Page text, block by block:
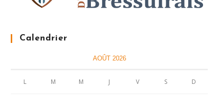
Calendrier
AOÛT 2026
L M M J V S D